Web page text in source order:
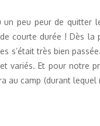
un peu peur de quitter
courte durée ! Dès la
s’était très bien
variés. Et pour notre
au camp (durant